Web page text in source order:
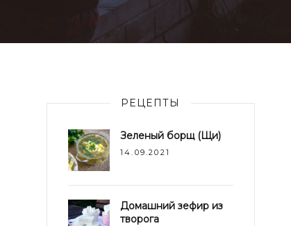
РЕЦЕПТЫ
Зеленый борщ (Щи)
14.09.2021
Домашний зефир из
творога